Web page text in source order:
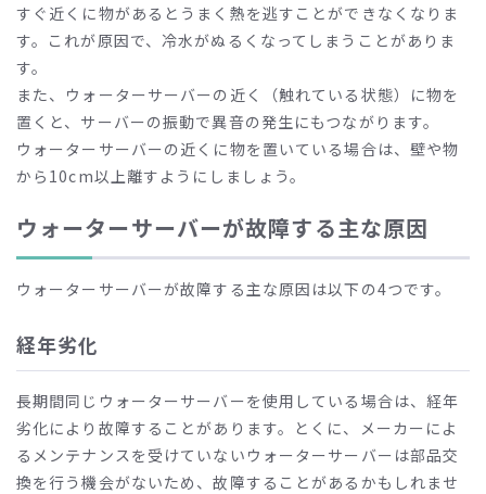
すぐ近くに物があるとうまく熱を逃すことができなくなりま
す。これが原因で、冷水がぬるくなってしまうことがありま
す。
また、ウォーターサーバーの近く（触れている状態）に物を
置くと、サーバーの振動で異音の発生にもつながります。
ウォーターサーバーの近くに物を置いている場合は、壁や物
から 10cm以上離すようにしましょう。
ウォーターサーバーが故障する主な原因
ウォーターサーバーが故障する主な原因は以下の4つです。
経年劣化
長期間同じウォーターサーバーを使用している場合は、経年
劣化により故障することがあります。とくに、メーカーによ
るメンテナンスを受けていないウォーターサーバーは部品交
換を行う機会がないため、故障することがあるかもしれませ